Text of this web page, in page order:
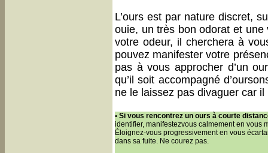
L’ours est par nature discret,
ouie, un très bon odorat et une
votre odeur, il cherchera à
pouvez manifester votre
pas à vous approcher d’un
qu’il soit accompagné
ne le laissez pas divaguer car il
• Si vous rencontrez un ours à courte
identifier, manifestezvous calmement en vous
Éloignez-vous progressivement en vous
dans sa fuite. Ne courez pas.